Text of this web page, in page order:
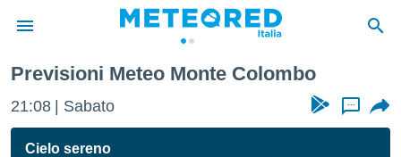
di
Previsioni Meteo Monte Colombo
21:08 Sabato ...
Cielo sereno